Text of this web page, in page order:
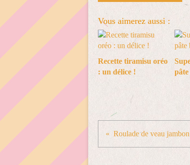
Vous aimerez aussi :
Recette tiramisu oréo
: un délice !
pâte